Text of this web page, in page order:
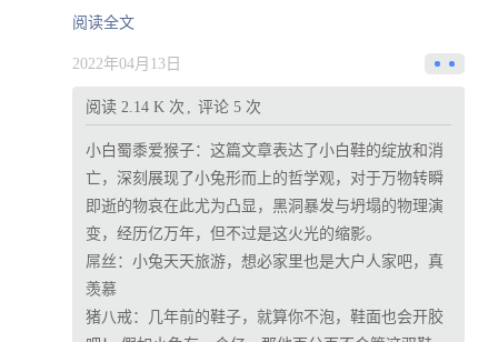
阅读全文
2022年04月13日
阅读 2.14 K 次 评论 5 次
小白蜀黍爱猴子： 这篇文章表达了小白鞋的绽放和消
亡，深刻展现了小兔形而上的哲学观，对于万物转瞬
即逝的物哀在此尤为凸显，黑洞暴发与坍塌的物理演
变，经历亿万年，但不过是这火光的缩影。​
屌丝： 小兔天天旅游，想必家里也是大户人家吧，真
羡慕
猪八戒：
几年前的鞋子，就算你不泡，鞋面也会开胶